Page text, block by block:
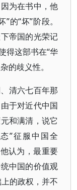
为在书中，他
的“坏”阶段。
帝国的光荣记
得这部书在“华
的歧义性。
清六七百年那
于对近代中国
和满清，说它
”征服中国全
认为，最重要
中国的价值观
的政权，并不